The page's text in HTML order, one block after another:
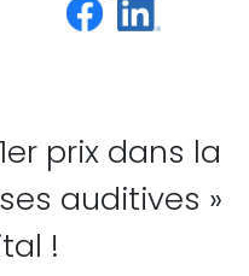
prix dans la
auditives »
!